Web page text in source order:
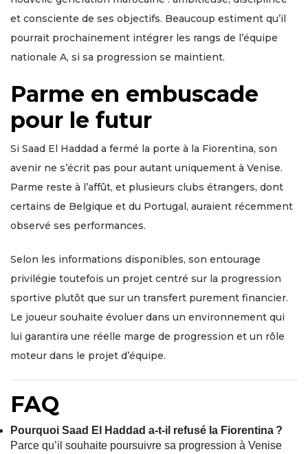
et consciente de ses objectifs. Beaucoup estiment qu’il
pourrait prochainement intégrer les rangs de l’équipe
nationale A, si sa progression se maintient.
Parme en embuscade
pour le futur
Si Saad El Haddad a fermé la porte à la Fiorentina, son
avenir ne s’écrit pas pour autant uniquement à Venise.
Parme reste à l’affût, et plusieurs clubs étrangers, dont
certains de Belgique et du Portugal, auraient récemment
observé ses performances.
Selon les informations disponibles, son entourage
privilégie toutefois un projet centré sur la progression
sportive plutôt que sur un transfert purement financier.
Le joueur souhaite évoluer dans un environnement qui
lui garantira une réelle marge de progression et un rôle
moteur dans le projet d’équipe.
FAQ
Pourquoi Saad El Haddad a-t-il refusé la Fiorentina ?
Parce qu’il souhaite poursuivre sa progression à Venise